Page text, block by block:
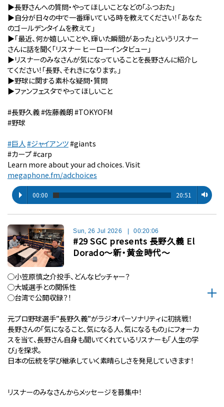
▶︎長野さんへの質問・やってほしいことなどの「ふつおた」
▶︎自分が⽇々の中で⼀番輝いている時を教えてください！「あなた
のゴールデンタイムを教えて」
▶︎「最近、何か嬉しいことや、輝いた瞬間があった」というリスナー
さんに話を聞く「リスナー ヒーローインタビュー」
▶︎リスナーのみなさんが気になっていることを長野さんに紹介し
てください！「長野、それきになります。」
▶︎野球に関する素朴な疑問・質問
▶︎ファンフェスタでやってほしいこと
#長野久義 #佐藤義朗 #TOKYOFM
#野球
#巨人#ジャイアンツ#giants
#カープ #carp
Learn more about your ad choices. Visit
megaphone.fm/adchoices
00:00 20:51
Sun, 26 Jul 2026 00:20:06
#29 SGC presents 長野久義 El
Dorado〜新・黄金時代〜
◯小笠原慎之介投手、どんなピッチャー？
◯大城選手との関係性
◯台湾で公開収録？！
元プロ野球選手”長野久義”がラジオパーソナリティに初挑戦！
長野さんの「気になること、気になる人、気になるもの」にフォーカ
スを当て、長野さん自身も聞いてくれているリスナーも「人生の学
び」を探求。
日本の伝統を学び継承していく素晴らしさを発見していきます！
リスナーのみなさんからメッセージを募集中！